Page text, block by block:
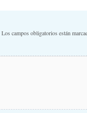
Los campos obligatorios están